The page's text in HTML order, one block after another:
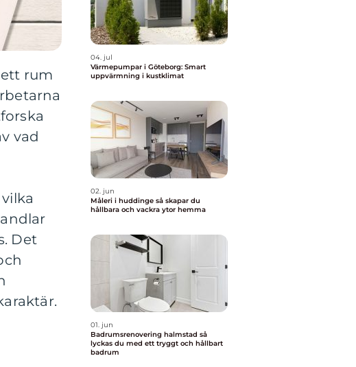
rum
vad
Det
04. jul
Värmepumpar i Göteborg: Smart
uppvärmning i kustklimat
02. jun
Måleri i huddinge så skapar du
hållbara och vackra ytor hemma
01. jun
Badrumsrenovering halmstad så
lyckas du med ett tryggt och hållbart
badrum